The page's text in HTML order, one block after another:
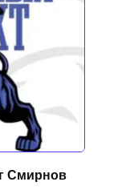
Смирнов